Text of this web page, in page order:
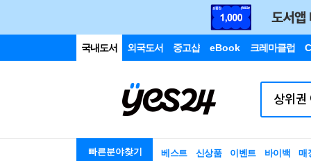
국내도서 외국도서 중고샵 eBook 크레마클럽
빠른분야찾기 베스트 신상품 이벤트 바이백 매